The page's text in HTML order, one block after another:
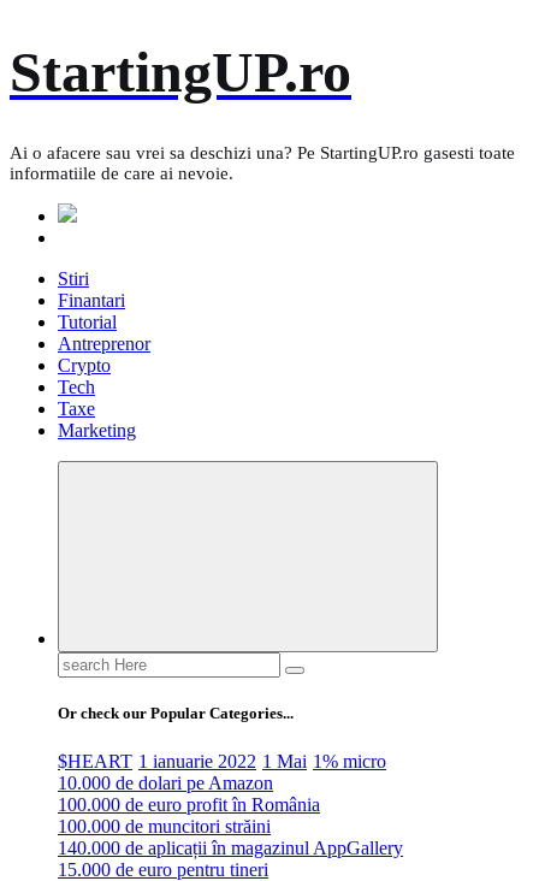
to
content
StartingUP.ro
Ai o afacere sau vrei sa deschizi una? Pe StartingUP.ro gasesti toate
informatiile de care ai nevoie.
Stiri
Finantari
Tutorial
Antreprenor
Crypto
Tech
Taxe
Marketing
Search
for:
Or check our Popular Categories...
$HEART 1 ianuarie 2022 1 Mai 1% micro
10.000 de dolari pe Amazon
100.000 de euro profit în România
100.000 de muncitori străini
140.000 de aplicații în magazinul AppGallery
15.000 de euro pentru tineri